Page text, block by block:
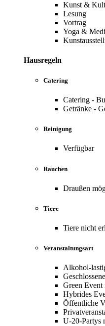
Kunst &
Lesung
Vortrag
Yoga &
Hausregeln
Catering
Catering -
Getränke -
Reinigung
Verfügbar
Rauchen
Draußen
Tiere
Tiere nicht
Veranstaltungsart
Alkohol-
Green Event
Hybrides
Öffentliche
U-20-Partys